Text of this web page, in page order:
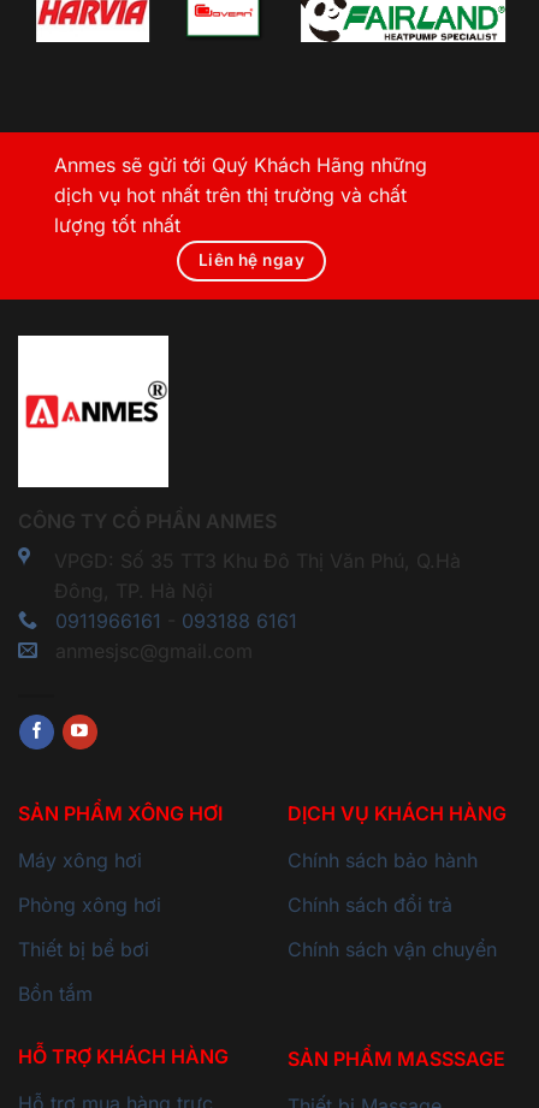
Anmes sẽ gửi tới Quý Khách Hãng những
dịch vụ hot nhất trên thị trường và chất
lượng tốt nhất
Liên hệ ngay
CÔNG TY CỔ PHẦN ANMES
VPGD: Số 35 TT3 Khu Đô Thị Văn Phú, Q.Hà
Đông, TP. Hà Nội
0911966161
093188 6161
anmesjsc@gmail.com
SẢN PHẨM XÔNG HƠI
Máy xông hơi
Phòng xông hơi
Thiết bị bể bơi
Bồn tắm
HỖ TRỢ KHÁCH HÀNG
DỊCH VỤ KHÁCH HÀNG
Chính sách bảo hành
Chính sách đổi trả
Chính sách vận chuyển
SẢN PHẨM MASSSAGE